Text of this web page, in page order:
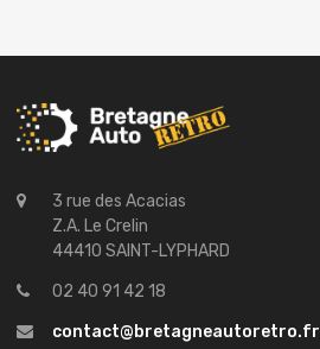
3 rue des Acacias
Z.A. Le Crelin
44410 SAINT-LYPHARD
02 40 91 42 18
contact@bretagneautoretro.fr